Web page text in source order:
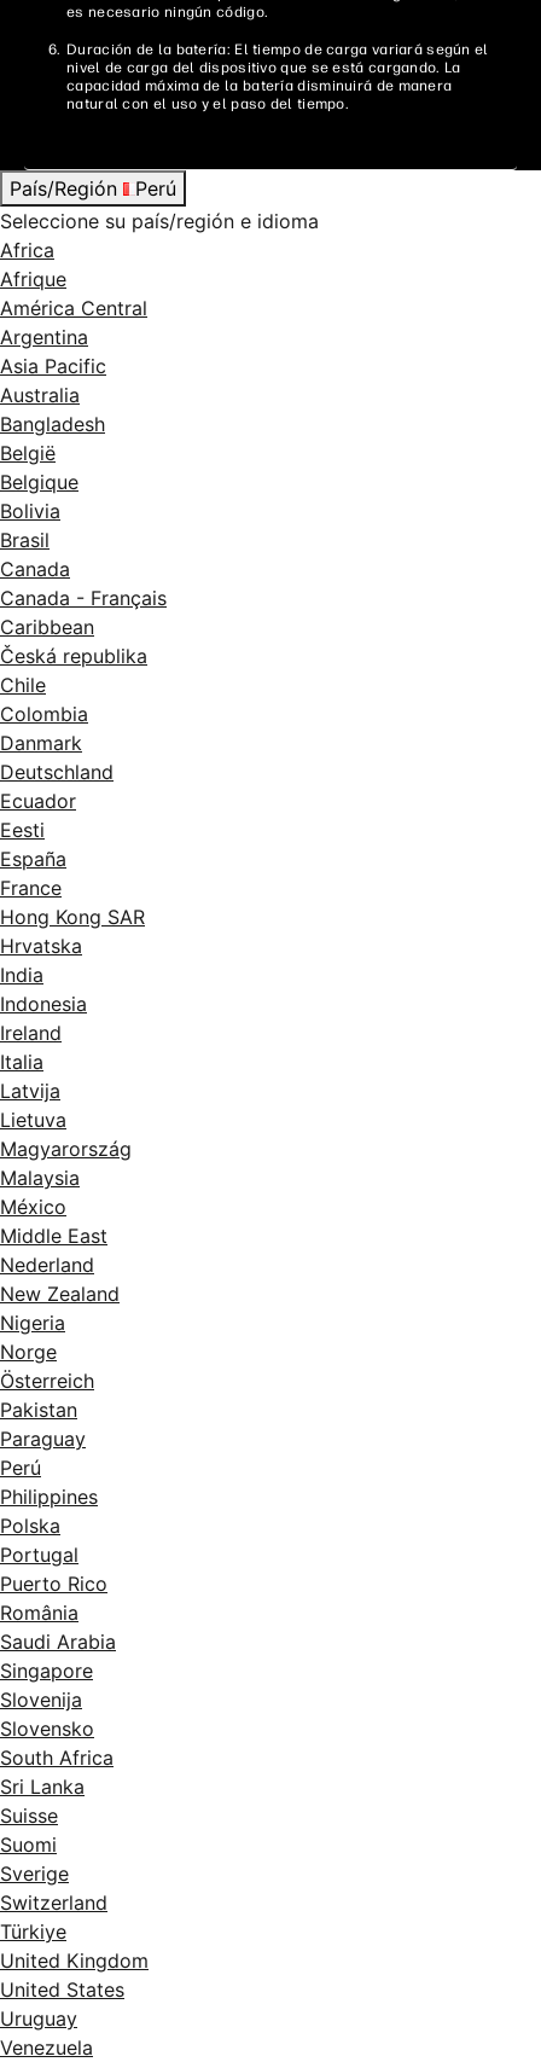
es necesario ningún código.
Duración de la batería: El tiempo de carga variará según el
nivel de carga del dispositivo que se está cargando. La
capacidad máxima de la batería disminuirá de manera
natural con el uso y el paso del tiempo.
País/Región
Perú
Seleccione su país/región e idioma
Africa
Afrique
América Central
Argentina
Asia Pacific
Australia
Bangladesh
België
Belgique
Bolivia
Brasil
Canada
Canada - Français
Caribbean
Česká republika
Chile
Colombia
Danmark
Deutschland
Ecuador
Eesti
España
France
Hong Kong SAR
Hrvatska
India
Indonesia
Ireland
Italia
Latvija
Lietuva
Magyarország
Malaysia
México
Middle East
Nederland
New Zealand
Nigeria
Norge
Österreich
Pakistan
Paraguay
Perú
Philippines
Polska
Portugal
Puerto Rico
România
Saudi Arabia
Singapore
Slovenija
Slovensko
South Africa
Sri Lanka
Suisse
Suomi
Sverige
Switzerland
Türkiye
United Kingdom
United States
Uruguay
Venezuela